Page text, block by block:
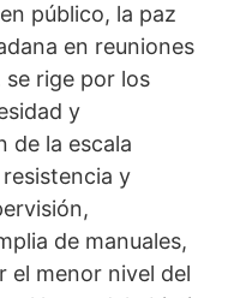
público, la paz
en reuniones
rige por los
y
de la escala
y
de manuales,
el menor nivel del